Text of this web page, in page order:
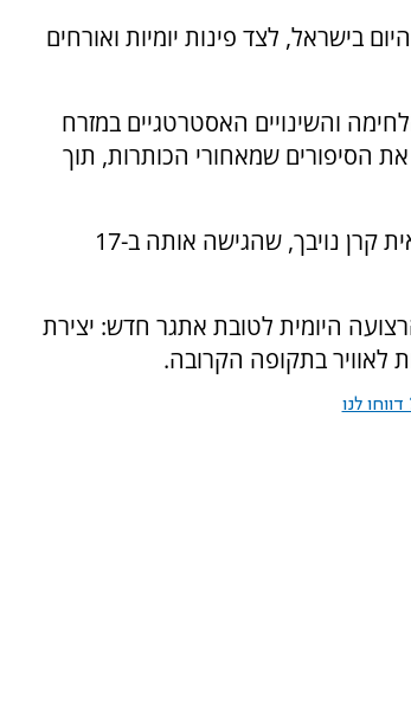
בישראל, לצד פינות יומיות ואורחים
והשינויים האסטרטגיים במזרח
הסיפורים שמאחורי הכותרות, תוך
התוכנית החדשה תחליף את "סדר יום", המזוהה עם העיתונאית קרן נויבך, שהגישה אותה ב-17
היומית לטובת אתגר חדש: יצירת
לאוויר בתקופה הקרובה.
לנו